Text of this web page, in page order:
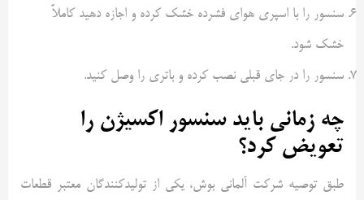
سنسور را با اسپری هوای فشرده خشک کرده و اجازه دهید کاملاً
خشک شود.
سنسور را در جای قبلی نصب کرده و باتری را وصل کنید.
چه زمانی باید سنسور اکسیژن را
تعویض کرد؟
طبق توصیه شرکت آلمانی بوش، یکی از تولیدکنندگان معتبر قطعات